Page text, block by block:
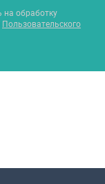
на обработку
Пользовательского